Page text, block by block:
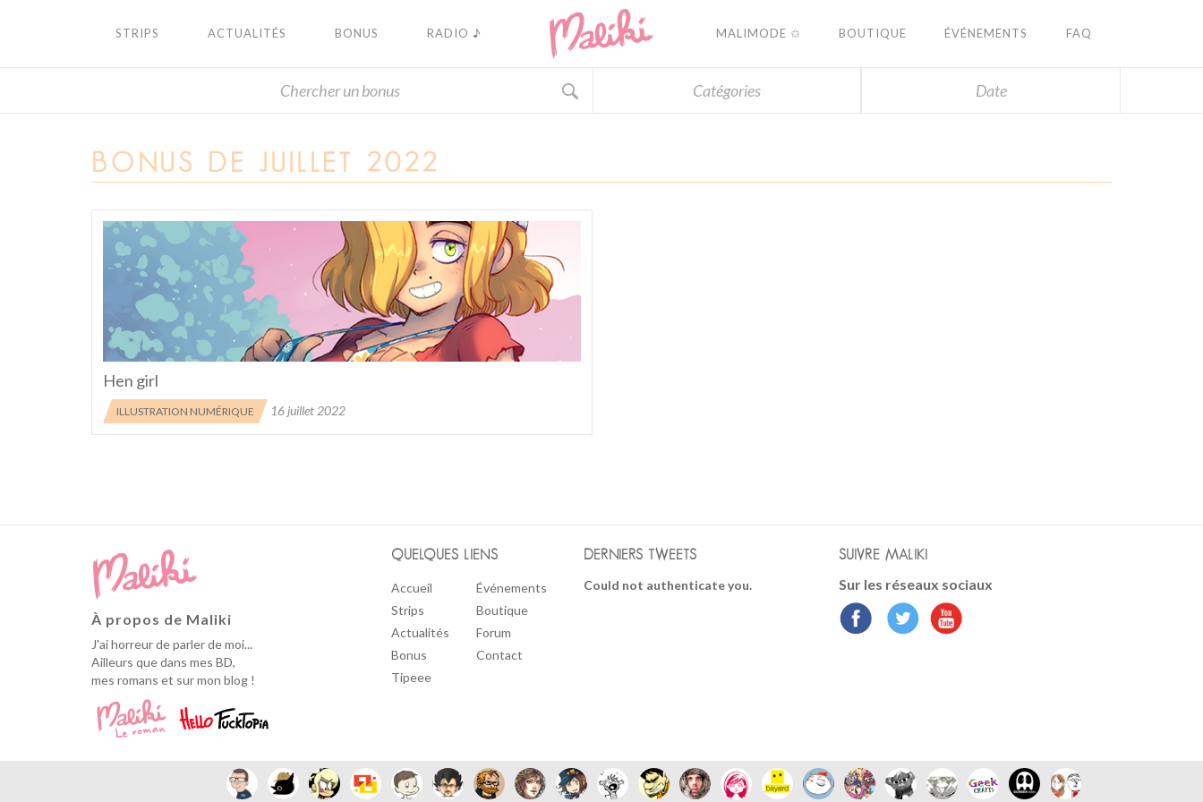
STRIPS ACTUALITÉS BONUS RADIO ♪ MALIMODE ✩ BOUTIQUE ÉVÉNEMENTS FAQ
Catégories Date
BONUS DE JUILLET 2022
Hen girl
ILLUSTRATION NUMÉRIQUE 16 juillet 2022
À propos de Maliki
J'ai horreur de parler de moi...
Ailleurs que dans mes BD,
mes romans et sur mon blog !
QUELQUES LIENS
Accueil
Strips
Actualités
Bonus
Tipeee
Événements
Boutique
Forum
Contact
DERNIERS TWEETS
Could not authenticate you.
SUIVRE MALIKI
Sur les réseaux sociaux